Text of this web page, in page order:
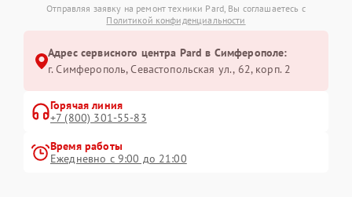
Отправляя заявку на ремонт техники Pard, Вы соглашаетесь с
Политикой конфиденциальности
Адрес сервисного центра Pard в Симферополе:
г. Симферополь, Севастопольская ул., 62, корп. 2
Горячая линия
+7 (800) 301-55-83
Время работы
Ежедневно с 9:00 до 21:00